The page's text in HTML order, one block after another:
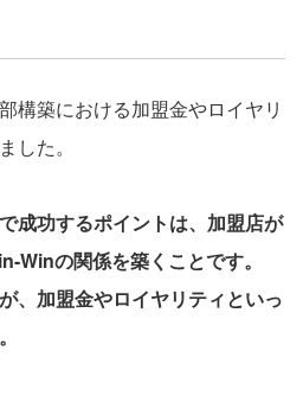
構築における加盟金やロイヤリ
した。
成功するポイントは、加盟店が
Winの関係を築くことです。
、加盟金やロイヤリティといっ